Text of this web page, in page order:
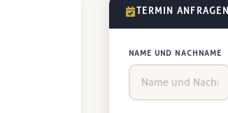
TERMIN ANFRAGEN
NAME UND NACHNAME